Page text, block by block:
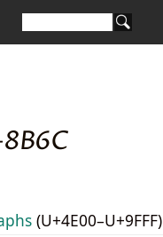
(U+4E00–U+9FFF)